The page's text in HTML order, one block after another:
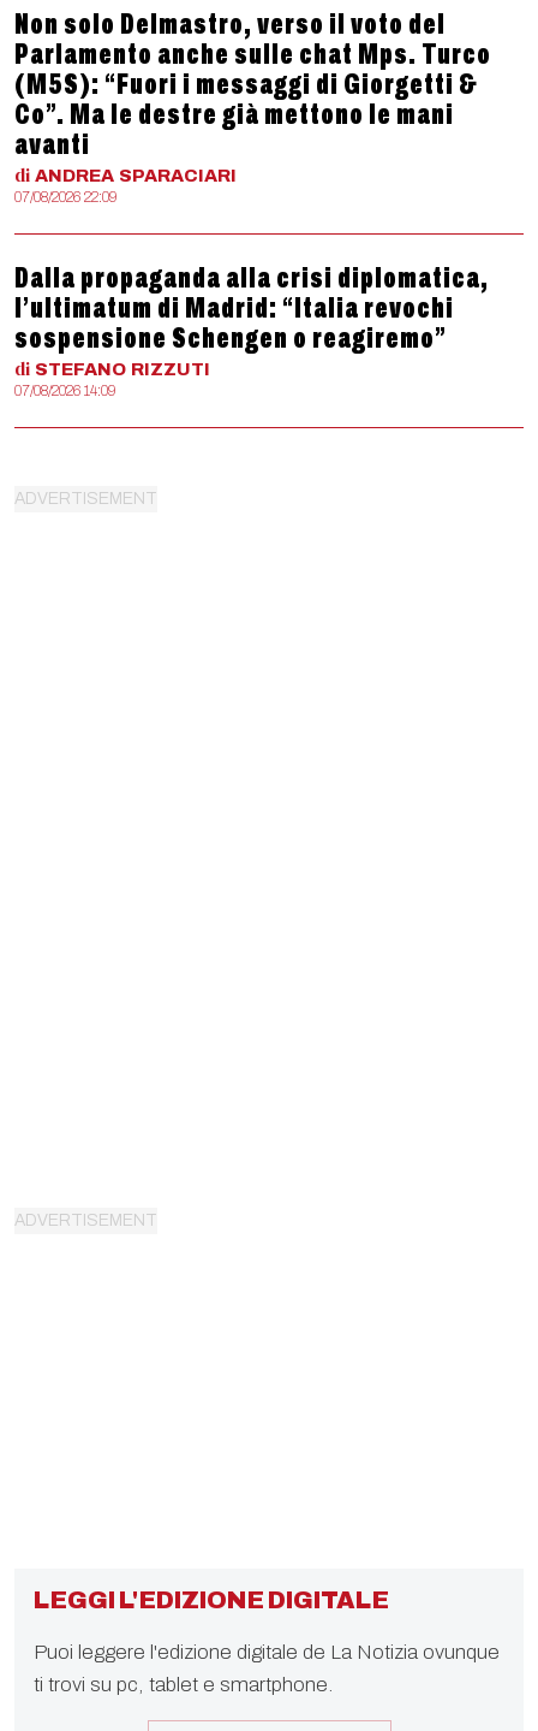
Non solo Delmastro, verso il voto del
Parlamento anche sulle chat Mps. Turco
(M5S): “Fuori i messaggi di Giorgetti &
Co”. Ma le destre già mettono le mani
avanti
di ANDREA SPARACIARI
07/08/2026 22:09
Dalla propaganda alla crisi diplomatica,
l’ultimatum di Madrid: “Italia revochi
sospensione Schengen o reagiremo”
di STEFANO RIZZUTI
07/08/2026 14:09
LEGGI L'EDIZIONE DIGITALE
Puoi leggere l'edizione digitale de La Notizia ovunque
ti trovi su pc, tablet e smartphone.